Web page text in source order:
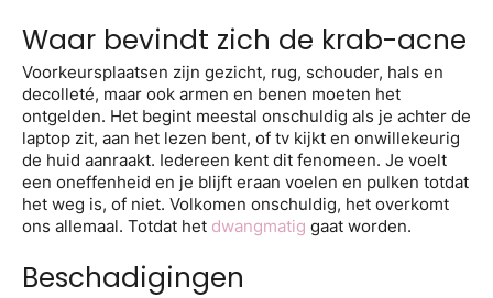
Waar bevindt zich de krab-acne
Voorkeursplaatsen zijn gezicht, rug, schouder, hals en
decolleté, maar ook armen en benen moeten het
ontgelden. Het begint meestal onschuldig als je achter de
laptop zit, aan het lezen bent, of tv kijkt en onwillekeurig
de huid aanraakt. Iedereen kent dit fenomeen. Je voelt
een oneffenheid en je blijft eraan voelen en pulken totdat
het weg is, of niet. Volkomen onschuldig, het overkomt
ons allemaal. Totdat het dwangmatig gaat worden.
Beschadigingen